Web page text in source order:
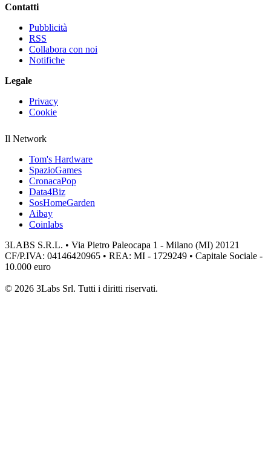
Contatti
Pubblicità
RSS
Collabora con noi
Notifiche
Legale
Privacy
Cookie
Il Network
Tom's Hardware
SpazioGames
CronacaPop
Data4Biz
SosHomeGarden
Aibay
Coinlabs
3LABS S.R.L. • Via Pietro Paleocapa 1 - Milano (MI) 20121
CF/P.IVA: 04146420965 • REA: MI - 1729249 • Capitale Sociale -
10.000 euro
© 2026 3Labs Srl. Tutti i diritti riservati.